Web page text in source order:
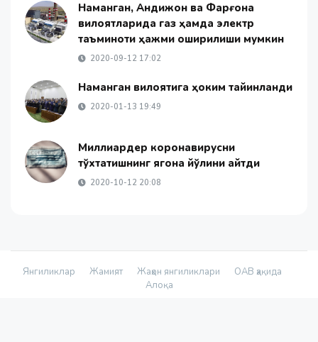
Наманган, Андижон ва Фарғона
вилоятларида газ ҳамда электр
таъминоти ҳажми оширилиши мумкин
2020-09-12 17:02
Наманган вилоятига ҳоким тайинланди
2020-01-13 19:49
Миллиардер коронавирусни
тўхтатишнинг ягона йўлини айтди
2020-10-12 20:08
Янгиликлар Жамият Жаҳон янгиликлари
ОАВ ҳақида
Алоқа